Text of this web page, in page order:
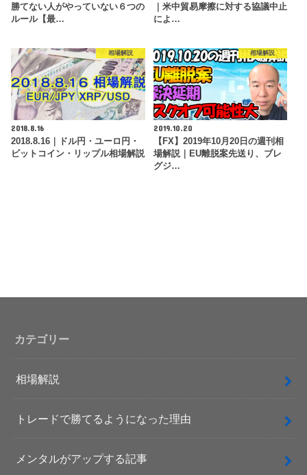
勝てない人がやっていない６つの
ルール【最…
｜米中貿易摩擦に対する協議中止
によ…
相場解説
2018.8.16
2018.8.16｜ドル円・ユーロ円・
ビットコイン・リップル相場解説
相場解説
2019.10.20
【FX】2019年10月20日の週刊相
場解説｜EU離脱案先送り、ブレ
グジ…
カテゴリー
相場解説
トレードで勝てるようになった理由
メンタルがアップする記事